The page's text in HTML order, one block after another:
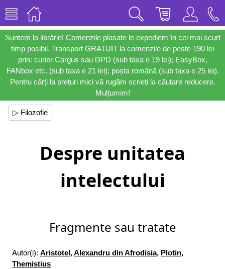
Suntem la librărie! Comenzile plasate le expediem în cel mai scurt
timp posibil. Transport GRATUIT la comenzile de peste 190 lei
prin: curier Cargus sau DPD (sub taxa e 19 lei); EasyBox,
FANbox etc. (sub taxa e 21 lei); poșta română (sub taxa e 25 lei).
Pentru cărți la prețuri mici vă rugăm scrieți la căutare reducere.
Mulțumim!
▷ Filozofie
Despre unitatea
intelectului
Fragmente sau tratate
Autor(i): Aristotel,Alexandru din Afrodisia, Plotin,
Themistius